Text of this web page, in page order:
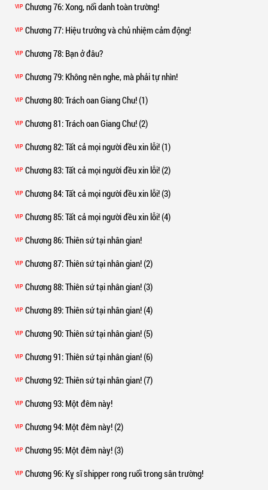
VIP Chương 76: Xong, nổi danh toàn trường!
VIP Chương 77: Hiệu trưởng và chủ nhiệm cảm động!
VIP Chương 78: Bạn ở đâu?
VIP Chương 79: Không nên nghe, mà phải tự nhìn!
VIP Chương 80: Trách oan Giang Chu! (1)
VIP Chương 81: Trách oan Giang Chu! (2)
VIP Chương 82: Tất cả mọi người đều xin lỗi! (1)
VIP Chương 83: Tất cả mọi người đều xin lỗi! (2)
VIP Chương 84: Tất cả mọi người đều xin lỗi! (3)
VIP Chương 85: Tất cả mọi người đều xin lỗi! (4)
VIP Chương 86: Thiên sứ tại nhân gian!
VIP Chương 87: Thiên sứ tại nhân gian! (2)
VIP Chương 88: Thiên sứ tại nhân gian! (3)
VIP Chương 89: Thiên sứ tại nhân gian! (4)
VIP Chương 90: Thiên sứ tại nhân gian! (5)
VIP Chương 91: Thiên sứ tại nhân gian! (6)
VIP Chương 92: Thiên sứ tại nhân gian! (7)
VIP Chương 93: Một đêm này!
VIP Chương 94: Một đêm này! (2)
VIP Chương 95: Một đêm này! (3)
VIP Chương 96: Kỵ sĩ shipper rong ruổi trong sân trường!